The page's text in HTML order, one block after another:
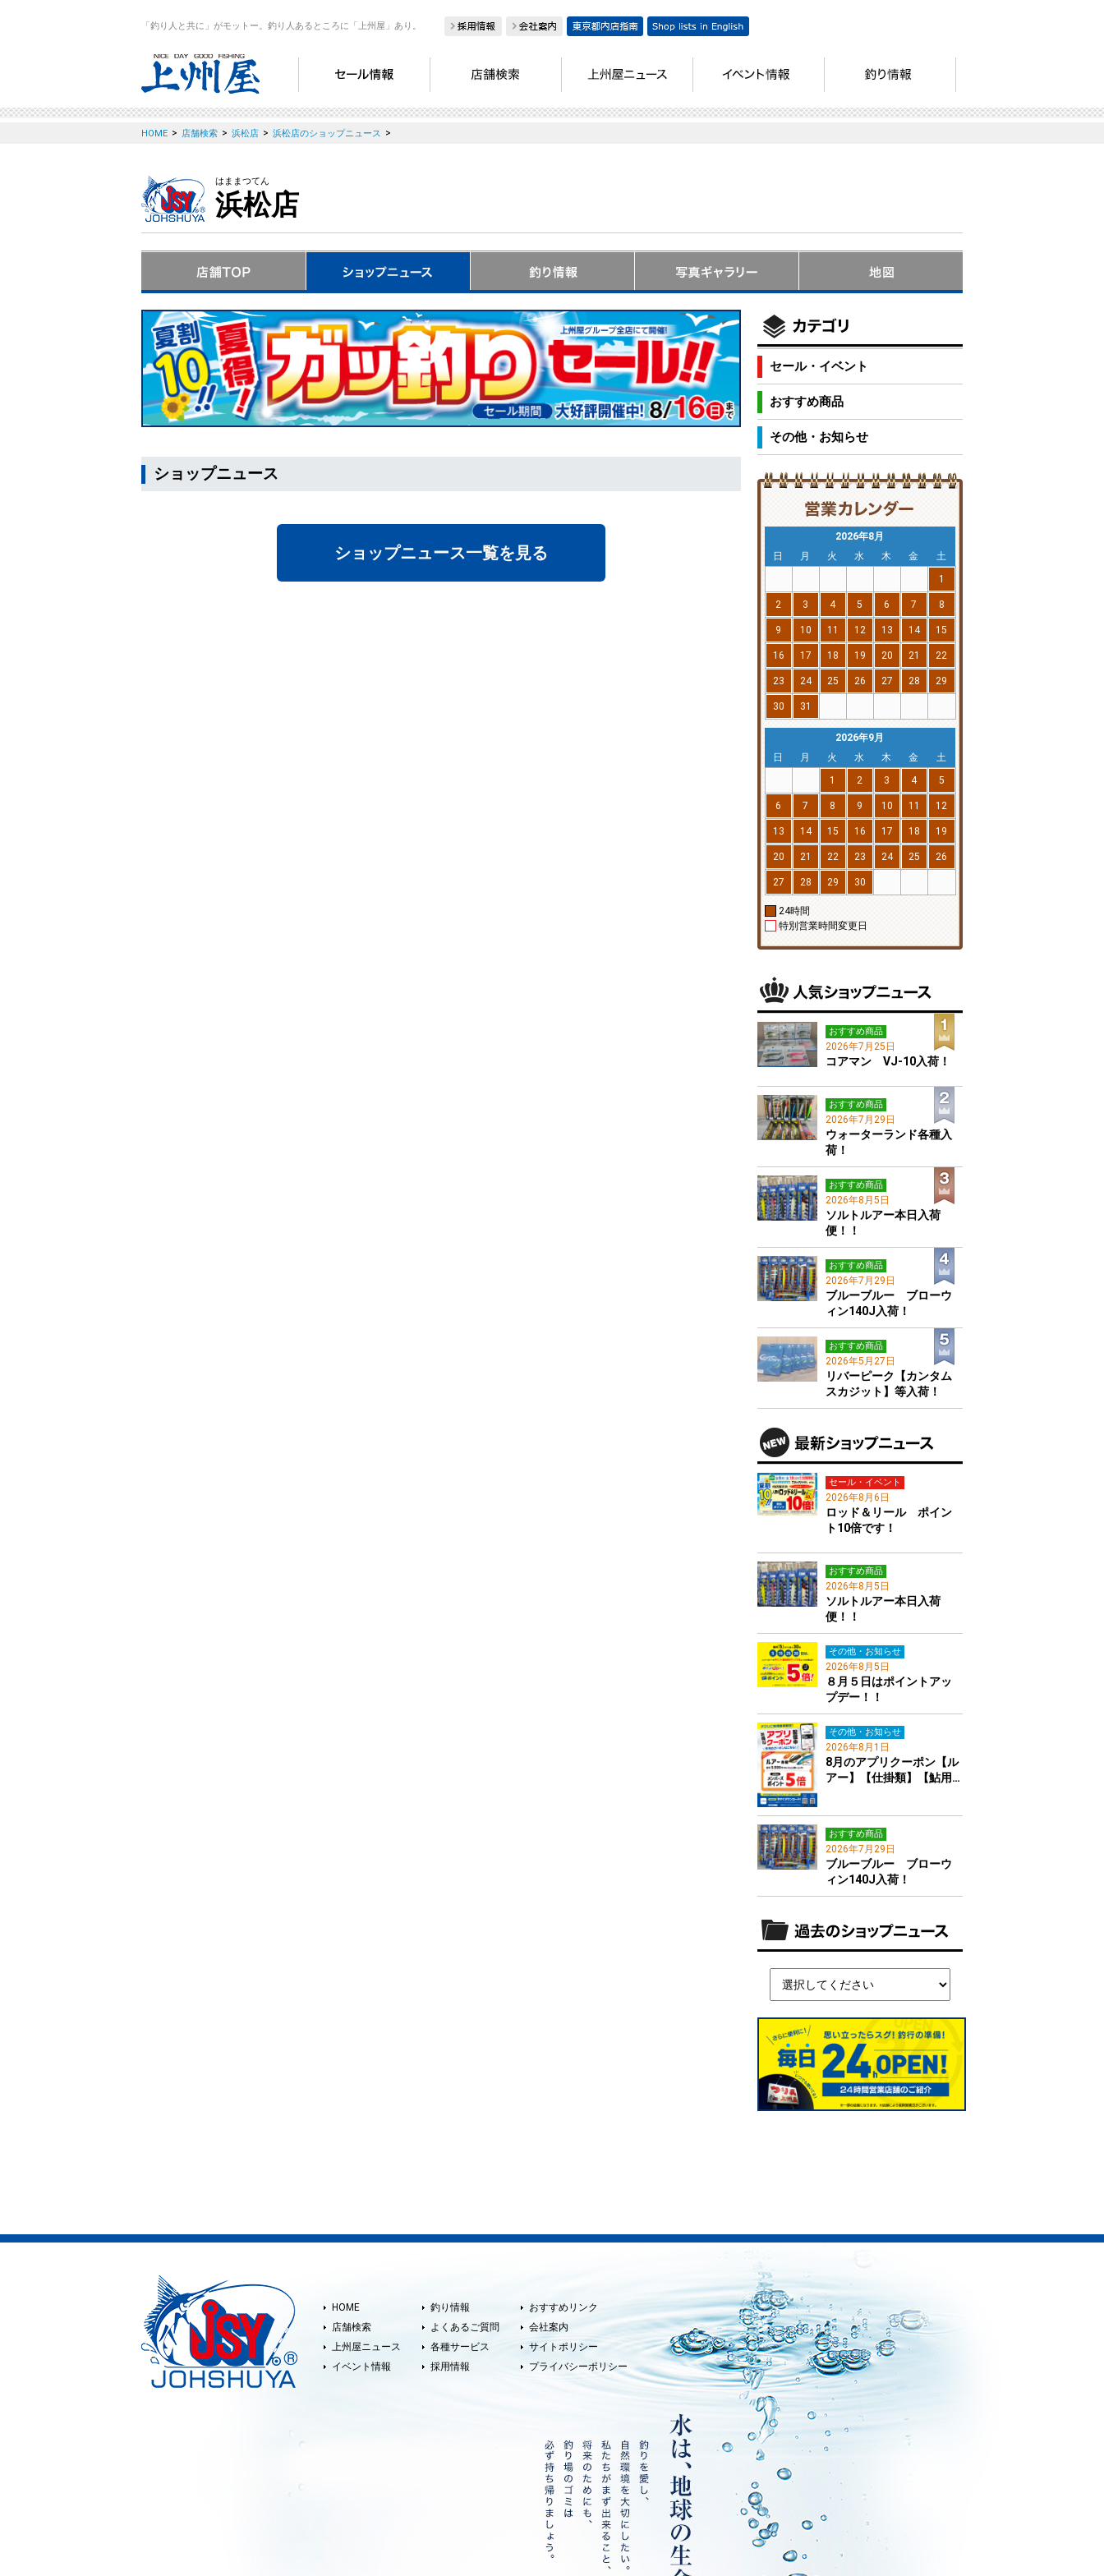
「釣り人と共に」がモットー。釣り人あるところに「上州屋」あり。
HOME > 店舗検索 > 浜松店 > 浜松店のショップニュース >
はままつてん
浜松店
ショップニュース
ショップニュース一覧を見る
セール・イベント
おすすめ商品
その他・お知らせ
2026年8月
日
月 火 水 木 金
土
1
2 3 4 5 6 7 8
9 10 11 12 13 14 15
16 17 18 19 20 21 22
23 24 25 26 27 28 29
30 31
2026年9月
日
月 火 水 木 金
土
1
2 3 4 5
6 7 8 9 10 11 12
13 14 15 16 17 18 19
20 21 22 23 24 25 26
27 28 29 30
24時間
特別営業時間変更日
おすすめ商品
2026年7月25日
コアマン VJ-10入荷！
おすすめ商品
2026年7月29日
ウォーターランド各種入
荷！
おすすめ商品
2026年8月5日
ソルトルアー本日入荷
便！！
おすすめ商品
2026年7月29日
ブルーブルー ブローウ
ィン140J入荷！
おすすめ商品
2026年5月27日
リバーピーク【カンタム
スカジット】等入荷！
セール・イベント
2026年8月6日
ロッド＆リール ポイン
ト10倍です！
おすすめ商品
2026年8月5日
ソルトルアー本日入荷
便！！
その他・お知らせ
2026年8月5日
８月５日はポイントアッ
プデー！！
その他・お知らせ
2026年8月1日
8月のアプリクーポン【ル
アー】【仕掛類】【鮎用…
おすすめ商品
2026年7月29日
ブルーブルー ブローウ
ィン140J入荷！
HOME
店舗検索
上州屋ニュース
イベント情報
釣り情報
よくあるご質問
各種サービス
採用情報
おすすめリンク
会社案内
サイトポリシー
プライバシーポリシー